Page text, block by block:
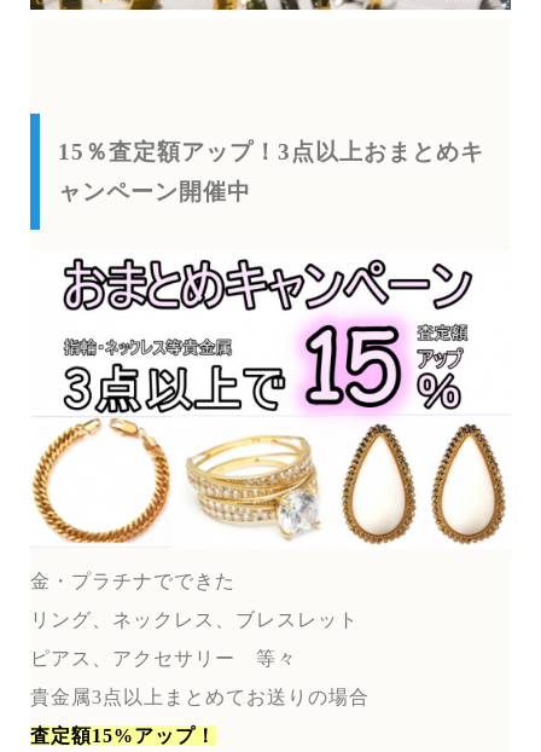
15％査定額アップ！3点以上おまとめキ
ャンペーン開催中
金・プラチナでできた
リング、ネックレス、ブレスレット
ピアス、アクセサリー 等々
貴金属3点以上まとめてお送りの場合
査定額15%アップ！